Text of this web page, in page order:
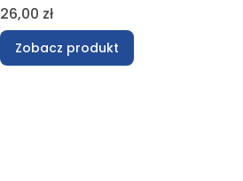
Cena
26,00 zł
Zobacz produkt